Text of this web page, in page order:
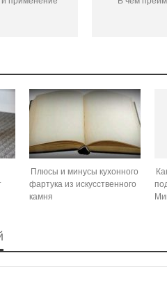
Плюсы и минусы кухонного
фартука из искусственного
камня